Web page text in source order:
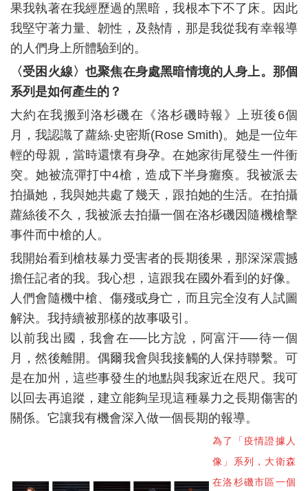
果我執著在我經歷過的黑暗，我根本下不了床。因此
我堅守著力量、韌性，及熱情，那是我從我有幸報導
的人們身上所體驗到的。
〈受困火線〉也聚焦在身處黑暗情境的人身上。那個
系列是如何產生的？
大約在我搬到洛杉磯在《洛杉磯時報》上班後6個
月，我認識了蘿絲‧史密斯(Rose Smith)。她是一位年
輕的母親，當時還懷有身孕。在她家街尾發生一件衝
突。她被流彈打中4槍，造成下半身癱瘓。我被派去
拍攝她，我與她共處了幾天，跟拍她的生活。在拍攝
蘿絲後不久，我被派去拍攝一個在洛杉磯因隨機槍擊
事件而中槍的人。
我開始看到槍枝暴力受害者的長期後果，那深深震撼
擔任記者的我。我心想，這跟我在國外看到的好像。
人們會隨機中槍、傷殘或身亡，而且完全沒有人試圖
解決。我持續被那樣的故事吸引。
以前我出國，我會在──比方說，阿富汗──待一個
月，然後離開。偶爾我會與我接觸的人保持聯繫。可
是在加州，這些事發生的地點與我家近在咫尺。我可
以回去再追蹤，建立能夠呈現這種暴力之長期傷害的
關係。它讓我有機會深入做一個長期的報導。
為了「疫情證據人
像」系列，大衛森
在洛杉磯市區一個